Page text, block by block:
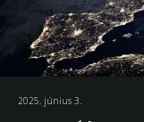
2025. június 3.